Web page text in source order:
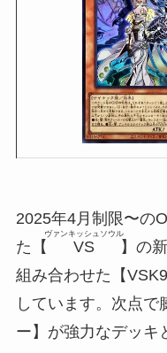
2025年4月制限〜の
た【
VS
ヴァンキッシュソウル
】の
組み合わせた【
しています。次点で
ー】が強力なデッキ